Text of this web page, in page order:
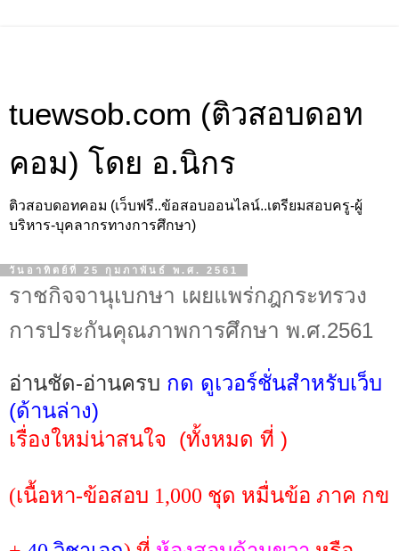
tuewsob.com (ติวสอบดอท
คอม) โดย อ.นิกร
ติวสอบดอทคอม (เว็บฟรี..ข้อสอบออนไลน์..เตรียมสอบครู-ผู้
บริหาร-บุคลากรทางการศึกษา)
วันอาทิตย์ที่ 25 กุมภาพันธ์ พ.ศ. 2561
ราชกิจจานุเบกษา เผยแพร่กฎกระทรวง
การประกันคุณภาพการศึกษา พ.ศ.2561
อ่านชัด-อ่านครบ กด ดูเวอร์ชั่นสำหรับเว็บ
(ด้านล่าง)
เรื่องใหม่น่าสนใจ (ทั้งหมด ที่ )
(เนื้อหา-ข้อสอบ 1,000 ชุุด หมื่นข้อ ภาค กข